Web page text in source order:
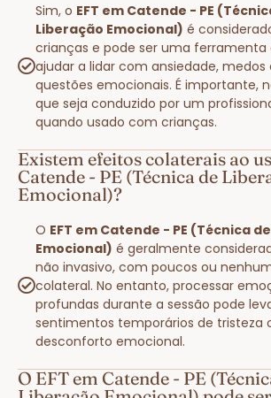
Sim, o EFT em Catende - PE
Liberação Emocional) é
crianças e pode ser uma ferramenta
ajudar a lidar com ansiedade, medos
questões emocionais. É importante,
que seja conduzido por um
quando usado com crianças.
Existem efeitos colaterais ao
Catende - PE (Técnica de
Emocional)?
O EFT em Catende - PE (Técnica
Emocional) é geralmente
não invasivo, com poucos ou
colateral. No entanto, processar
profundas durante a sessão pode
sentimentos temporários de tristeza
desconforto emocional.
O EFT em Catende - PE